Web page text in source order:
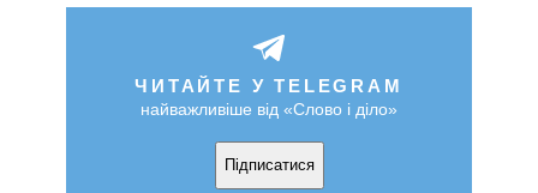
ЧИТАЙТЕ У TELEGRAM
найважливіше від «Слово і діло»
Підписатися